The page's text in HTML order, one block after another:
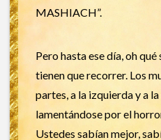
MASHIACH”.
Pero hasta ese día, oh
tienen que recorrer. Los
partes, a la izquierda y a
lamentándose por el
Ustedes sabían mejor,